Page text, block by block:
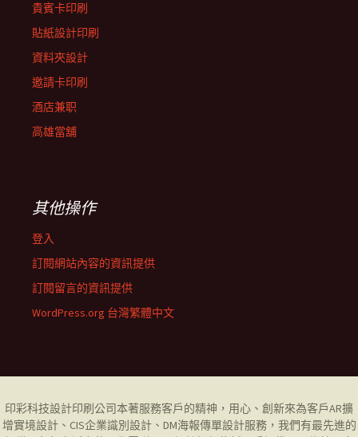
貴賓卡印刷
貼紙設計印刷
資料夾設計
邀請卡印刷
酒店兼职
高雄當舖
其他操作
登入
訂閱網站內容的資訊提供
訂閱留言的資訊提供
WordPress.org 台灣繁體中文
印彩科技設計印刷公司本著服務客戶的精神，用心、創新來為客戶AR擴
增實境設計、CIS企業識別設計、DM海報傳單設計服務，我們有最先進的